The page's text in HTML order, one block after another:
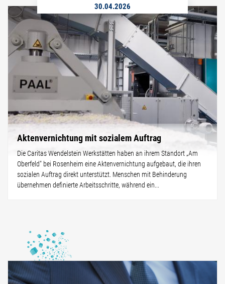
30.04.2026
Aktenvernichtung mit sozialem Auftrag
Die Caritas Wendelstein Werkstätten haben an ihrem Standort „Am
Oberfeld" bei Rosenheim eine Aktenvernichtung aufgebaut, die ihren
sozialen Auftrag direkt unterstützt. Menschen mit Behinderung
übernehmen definierte Arbeitsschritte, während ein...